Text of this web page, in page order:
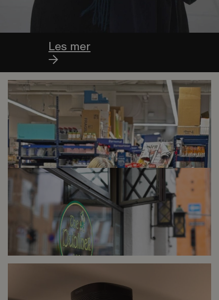
Les mer
REMA-BUTIKK BEST
PÅ
BAKGRUNNSMUSIKK
Les mer
IRSK PUB MED
MUSIKK I
HOVEDROLLEN
Les mer
HER ER FINALISTENE
I KÅRINGEN AV